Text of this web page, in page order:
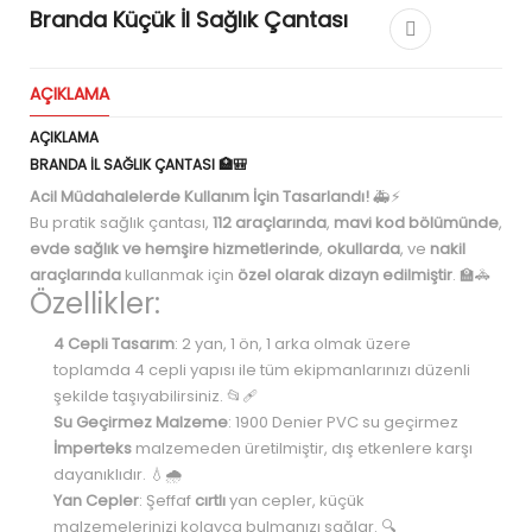
Branda Küçük İl Sağlık Çantası
AÇIKLAMA
AÇIKLAMA
BRANDA İL SAĞLIK ÇANTASI 🏥🎒
Acil Müdahalelerde Kullanım İçin Tasarlandı!🚑⚡
Bu pratik sağlık çantası, 112 araçlarında, mavi kod bölümünde,
evde sağlık ve hemşire hizmetlerinde, okullarda, ve nakil
araçlarında kullanmak için özel olarak dizayn edilmiştir. 🏫🚓
Özellikler:
4 Cepli Tasarım: 2 yan, 1 ön, 1 arka olmak üzere
toplamda 4 cepli yapısı ile tüm ekipmanlarınızı düzenli
şekilde taşıyabilirsiniz. 📂🩹
Su Geçirmez Malzeme: 1900 Denier PVC su geçirmez
İmperteks malzemeden üretilmiştir, dış etkenlere karşı
dayanıklıdır. 💧🌧️
Yan Cepler: Şeffaf cırtlıyan cepler, küçük
malzemelerinizi kolayca bulmanızı sağlar. 🔍